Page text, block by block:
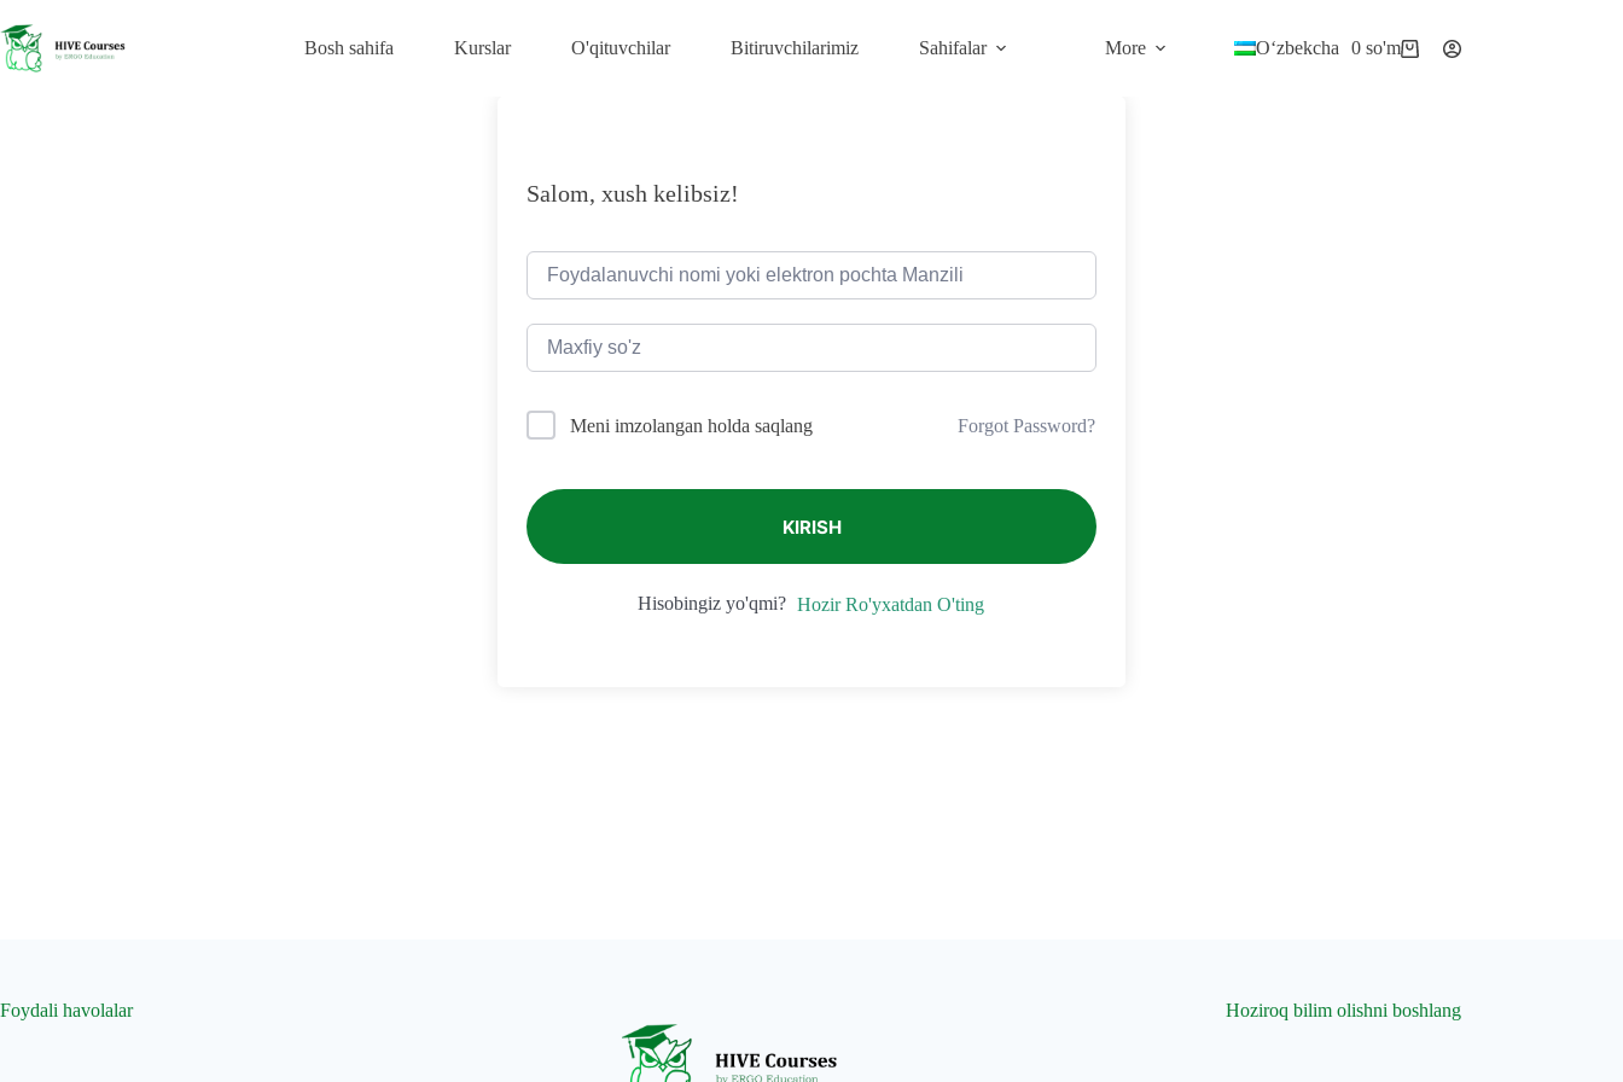
to
content
Bosh sahifa Kurslar O'qituvchilar Bitiruvchilarimiz Sahifalar More O‘zbekcha Korzina
0 so'm
Salom, xush kelibsiz!
Meni imzolangan holda saqlang Forgot Password?
KIRISH
Hisobingiz yo'qmi? Hozir Ro'yxatdan O'ting
Foydali havolalar Hoziroq bilim olishni boshlang